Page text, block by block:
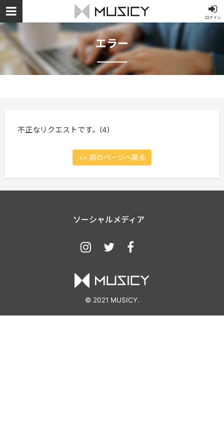
ログイン
エラー
不正なリクエストです。(4)
<< 前のページへ戻る
ソーシャルメディア
© 2021 MUSICY.